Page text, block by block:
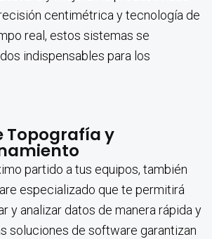
centimétrica y tecnología de
real, estos sistemas se
indispensables para los
Topografía y
partido a tus equipos, también
especializado que te permitirá
y analizar datos de manera rápida y
soluciones de software garantizan